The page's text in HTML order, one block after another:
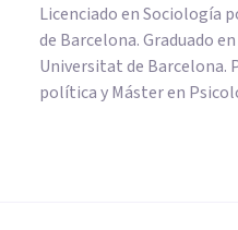
Licenciado en Sociología
de Barcelona. Graduado
Universitat de Barcelona.
política y Máster en